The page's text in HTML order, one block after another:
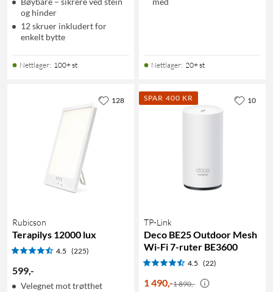
og hinder
12 skruer inkludert for
enkelt bytte
Nettlager: 100+ st Nettlager: 20+ st
Rubicson
Terapilys 12000 lux
4.5 (225)
599,-
Velegnet mot trøtthet
128 SPAR 400 KR
TP-Link
Deco BE25 Outdoor Mesh
Wi-Fi 7-ruter BE3600
4.5 (22)
1 490,-1 890,-
10